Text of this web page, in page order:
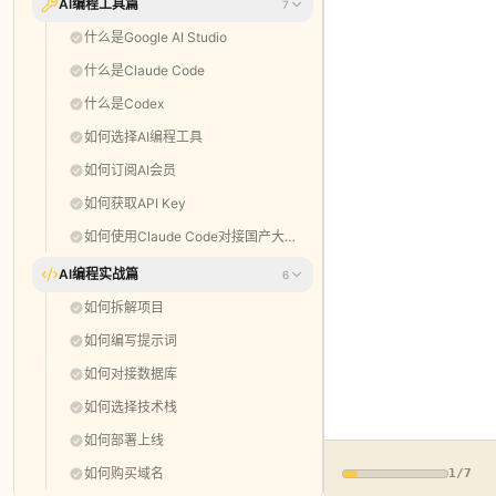
AI编程工具篇 7
什么是Google AI Studio
什么是Claude Code
什么是Codex
如何选择AI编程工具
如何订阅AI会员
如何获取API Key
如何使用Claude Code对接国产大模型
AI编程实战篇 6
如何拆解项目
如何编写提示词
如何对接数据库
如何选择技术栈
如何部署上线
如何购买域名
1/7